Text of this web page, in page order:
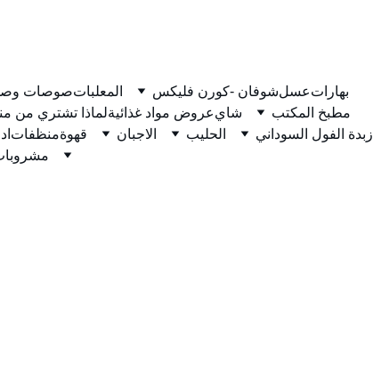
صوصاتالمعلبات شوفان -كورن فليكسعسلبهارات
لماذا تشتري منعروض مواد غذائيةشاي
مطبخ المكتب
منظفاتقهوة الاجبان الحليب
زبدة الفول السوداني